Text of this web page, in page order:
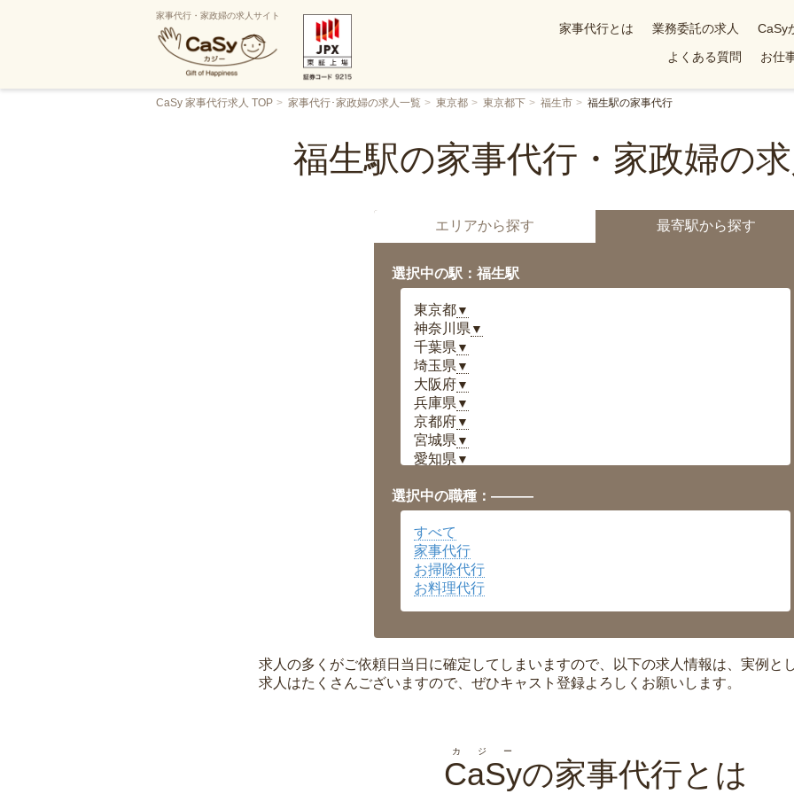
家事代行・家政婦の求人サイト
家事代行とは 業務委託の求人 CaSy
よくある質問
お仕
CaSy 家事代行求人 TOP 家事代行･家政婦の求人一覧 東京都 東京都下 福生市 福生駅の家事代行
福生駅の家事代行・家政婦の
エリアから探す 最寄駅から探す
選択中の駅：福生駅
東京都▼
神奈川県 ▼
千葉県 ▼
埼玉県 ▼
大阪府▼
兵庫県 ▼
京都府▼
宮城県 ▼
愛知県 ▼
岡山県▼
広島県▼
沖縄県
選択中の職種：———
すべて
家事代行
お掃除代行
お料理代行
求人の多くがご依頼日当日に確定してしまいますので、以下の求人情報は、実例と
求人はたくさんございますので、ぜひキャスト登録よろしくお願いします。
CaSy
カジー
の家事代行とは